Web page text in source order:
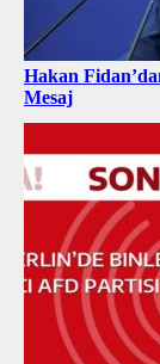
Hakan
Mesaj